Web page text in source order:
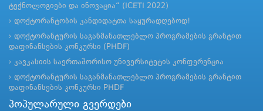
ტექნოლოგიები და ინოვაცია“ (ICETI 2022)
დოქტორანტობის კანდიდატთა საყურადღებოდ!
დოქტორანტურის საგანმანათლებლო პროგრამების გრანტით
დაფინანსების კონკურსი (PHDF)
კავკასიის საერთაშორისო უნივერსიტეტის კონფერენცია
დოქტორანტურის საგანმანათლებლო პროგრამების გრანტით
დაფინანსების კონკურსი PHDF
პოპულარული გვერდები